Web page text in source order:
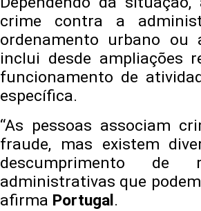
crime contra a
ordenamento urbano ou
inclui desde ampliações
funcionamento de
específica.
“As pessoas associam
fraude, mas existem
descumprimento de
administrativas que
afirma Portugal .